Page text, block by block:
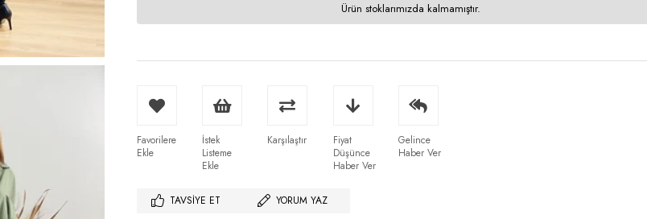
Ürün stoklarımızda kalmamıştır.
Favorilere
Ekle
İstek
Listeme
Ekle
Karşılaştır
Fiyat
Düşünce
Haber Ver
Gelince
Haber Ver
TAVSIYE ET YORUM YAZ